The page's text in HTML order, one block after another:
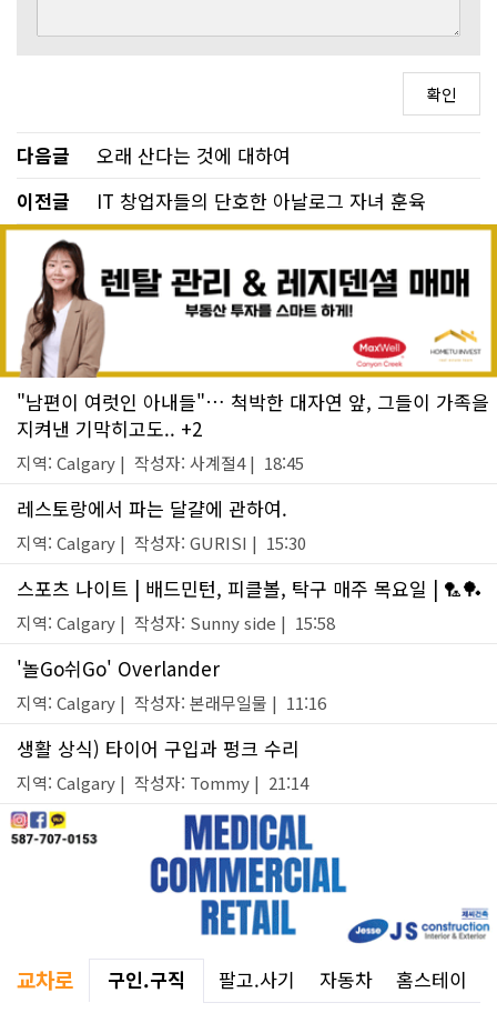
다음글
오래 산다는 것에 대하여
이전글
IT 창업자들의 단호한 아날로그 자녀 훈육
"남편이 여럿인 아내들"… 척박한 대자연 앞, 그들이 가족을
지켜낸 기막히고도.. +2
지역: Calgary | 작성자: 사계절4 | 18:45
레스토랑에서 파는 달걀에 관하여.
지역: Calgary | 작성자: GURISI | 15:30
스포츠 나이트 | 배드민턴, 피클볼, 탁구 매주 목요일 | 🏸🏓
지역: Calgary | 작성자: Sunny side | 15:58
'놀Go쉬Go' Overlander
지역: Calgary | 작성자: 본래무일물 | 11:16
생활 상식) 타이어 구입과 펑크 수리
지역: Calgary | 작성자: Tommy | 21:14
교차로 구인.구직 팔고.사기 자동차 홈스테이